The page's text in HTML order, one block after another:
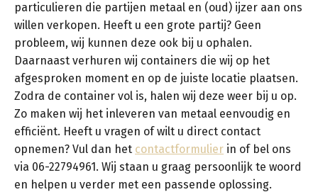
particulieren die partijen metaal en (oud) ijzer aan ons
willen verkopen. Heeft u een grote partij? Geen
probleem, wij kunnen deze ook bij u ophalen.
Daarnaast verhuren wij containers die wij op het
afgesproken moment en op de juiste locatie plaatsen.
Zodra de container vol is, halen wij deze weer bij u op.
Zo maken wij het inleveren van metaal eenvoudig en
efficiënt. Heeft u vragen of wilt u direct contact
opnemen? Vul dan het contactformulier in of bel ons
via 06-22794961. Wij staan u graag persoonlijk te woord
en helpen u verder met een passende oplossing.